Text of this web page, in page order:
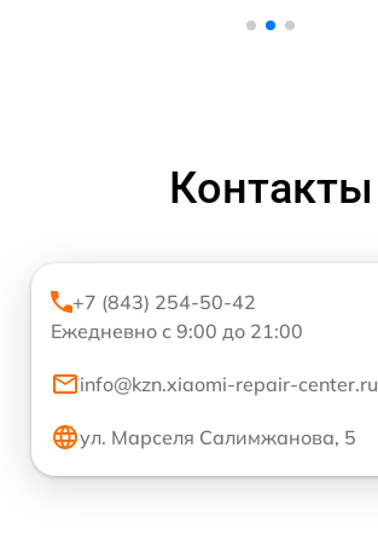
Контакты
+7 (843) 254-50-42
Ежедневно с 9:00 до 21:00
info@kzn.xiaomi-repair-center.ru
ул. Марселя Салимжанова, 5